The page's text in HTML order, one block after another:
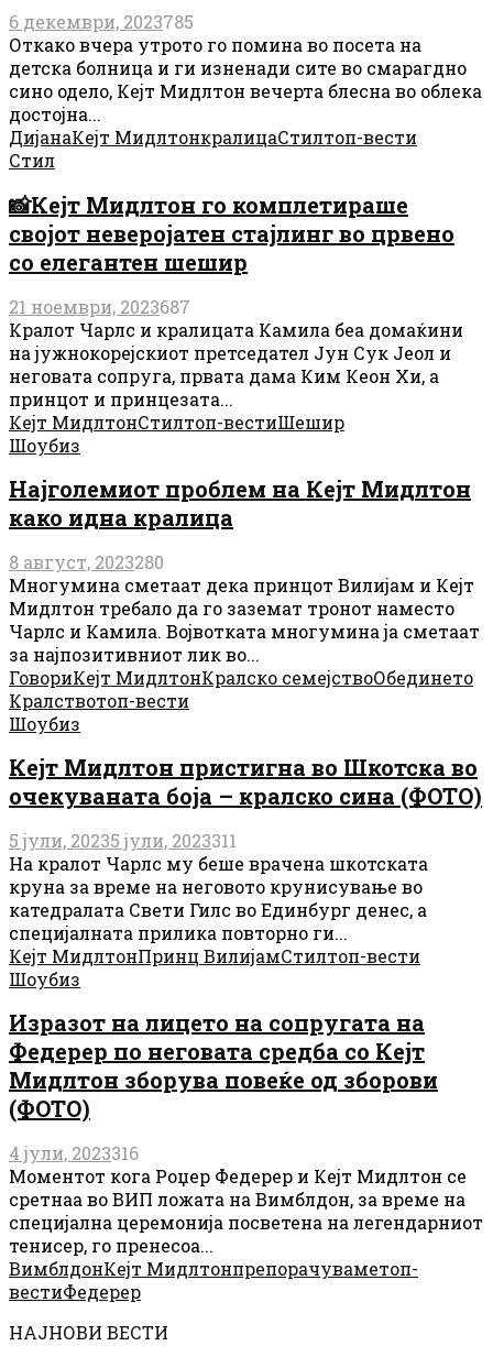
6 декември, 2023785
Откако вчера утрото го помина во посета на
детска болница и ги изненади сите во смарагдно
сино одело, Кејт Мидлтон вечерта блесна во облека
достојна...
ДијанаКејт МидлтонкралицаСтилтоп-вести
Стил
📸Кејт Мидлтон го комплетираше
својот неверојатен стајлинг во црвено
со елегантен шешир
21 ноември, 2023687
Кралот Чарлс и кралицата Камила беа домаќини
на јужнокорејскиот претседател Јун Сук Јеол и
неговата сопруга, првата дама Ким Кеон Хи, а
принцот и принцезата...
Кејт МидлтонСтилтоп-вестиШешир
Шоубиз
Најголемиот проблем на Кејт Мидлтон
како идна кралица
8 август, 2023280
Многумина сметаат дека принцот Вилијам и Кејт
Мидлтон требало да го заземат тронот наместо
Чарлс и Камила. Војвотката многумина ја сметаат
за најпозитивниот лик во...
ГовориКејт МидлтонКралско семејствоОбединето
Кралствотоп-вести
Шоубиз
Кејт Мидлтон пристигна во Шкотска во
очекуваната боја – кралско сина (ФОТО)
5 јули, 20235 јули, 2023311
На кралот Чарлс му беше врачена шкотската
круна за време на неговото крунисување во
катедралата Свети Гилс во Единбург денес, а
специјалната прилика повторно ги...
Кејт МидлтонПринц ВилијамСтилтоп-вести
Шоубиз
Изразот на лицето на сопругата на
Федерер по неговата средба со Кејт
Мидлтон зборува повеќе од зборови
(ФОТО)
4 јули, 2023316
Моментот кога Роџер Федерер и Кејт Мидлтон се
сретнаа во ВИП ложата на Вимблдон, за време на
специјална церемонија посветена на легендарниот
тенисер, го пренесоа...
ВимблдонКејт Мидлтонпрепорачуваметоп-
вестиФедерер
НАЈНОВИ ВЕСТИ